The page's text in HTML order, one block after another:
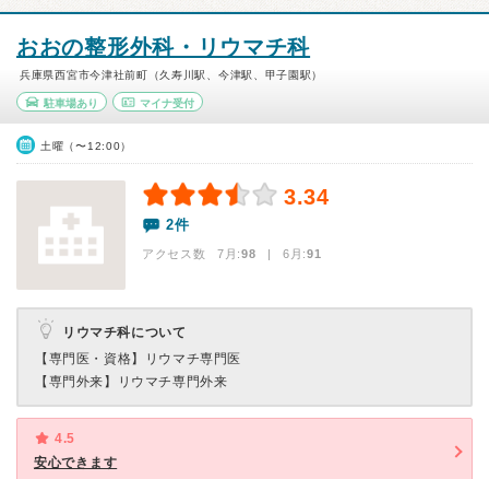
おおの整形外科・リウマチ科
兵庫県西宮市今津社前町（久寿川駅、今津駅、甲子園駅）
駐車場あり マイナ受付
土曜（〜12:00）
3.34
2件
アクセス数 7月:98 | 6月:91
リウマチ科について
【専門医・資格】
リウマチ専門医
【専門外来】
リウマチ専門外来
4.5
安心できます